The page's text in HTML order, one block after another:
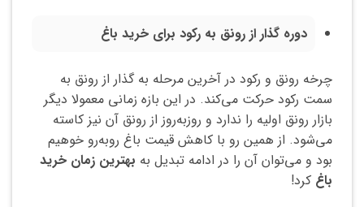
دوره گذار از رونق به رکود برای خرید باغ
چرخه رونق و رکود در آخرین مرحله به گذار از رونق به
سمت رکود حرکت می‌کند. در این بازه زمانی معمولا دیگر
بازار رونق اولیه را ندارد و روزبه‌روز از رونق آن نیز کاسته
می‌شود. از همین رو با کاهش قیمت باغ روبه‌رو خوهیم
بود و می‌توان آن را در ادامه تبدیل به بهترین زمان خرید
باغ کرد!